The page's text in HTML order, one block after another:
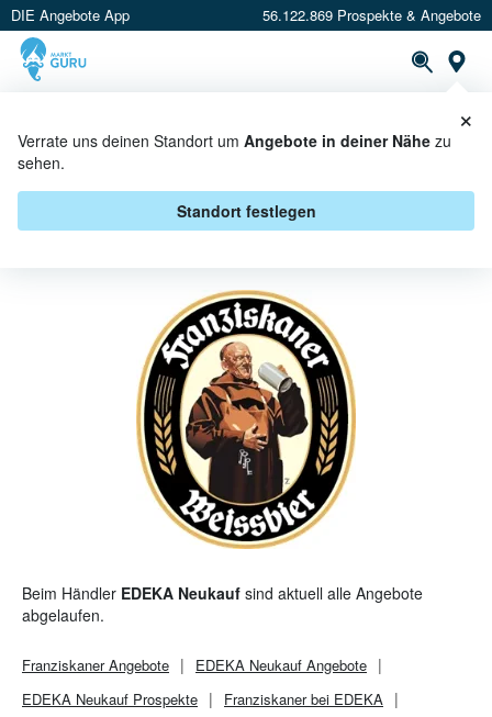
DIE Angebote App 56.122.869 Prospekte & Angebote
Verrate uns deinen Standort um Angebote in deiner Nähe zu
sehen.
Standort festlegen
×
FRANZISKANER BEI EDEKA
NEUKAUF - ANGEBOTE &
AKTIONEN
Beim Händler EDEKA Neukauf sind aktuell alle Angebote
abgelaufen.
FranziskanerAngebote EDEKA Neukauf Angebote
EDEKA Neukauf Prospekte
Franziskaner bei EDEKA